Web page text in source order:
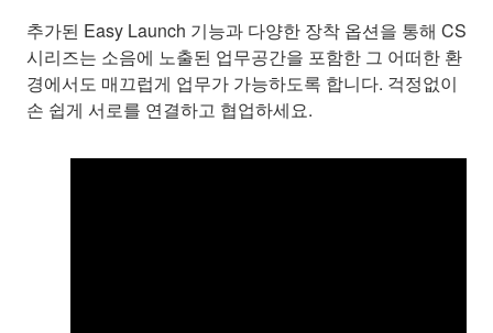
추가된 Easy Launch 기능과 다양한 장착 옵션을 통해 CS
시리즈는 소음에 노출된 업무공간을 포함한 그 어떠한 환
경에서도 매끄럽게 업무가 가능하도록 합니다. 걱정없이
손 쉽게 서로를 연결하고 협업하세요.